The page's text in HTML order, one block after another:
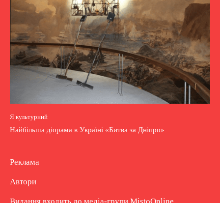
Я культурний
Найбільша діорама в Україні «Битва за Дніпро»
Реклама
Автори